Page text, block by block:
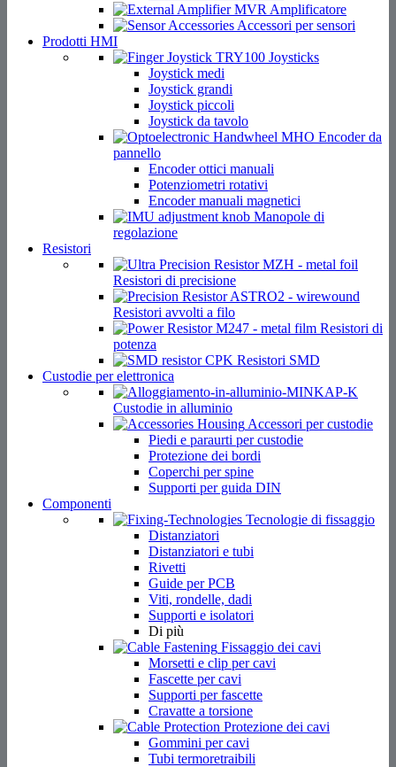
Amplificatore
Accessori per sensori
Prodotti HMI
Joysticks
Joystick medi
Joystick grandi
Joystick piccoli
Joystick da tavolo
Encoder da
pannello
Encoder ottici manuali
Potenziometri rotativi
Encoder manuali magnetici
Manopole di
regolazione
Resistori
Resistori di precisione
Resistori avvolti a filo
Resistori di
potenza
Resistori SMD
Custodie per elettronica
Custodie in alluminio
Accessori per custodie
Piedi e paraurti per custodie
Protezione dei bordi
Coperchi per spine
Supporti per guida DIN
Componenti
Tecnologie di fissaggio
Distanziatori
Distanziatori e tubi
Rivetti
Guide per PCB
Viti, rondelle, dadi
Supporti e isolatori
Di più
Fissaggio dei cavi
Morsetti e clip per cavi
Fascette per cavi
Supporti per fascette
Cravatte a torsione
Protezione dei cavi
Gommini per cavi
Tubi termoretraibili